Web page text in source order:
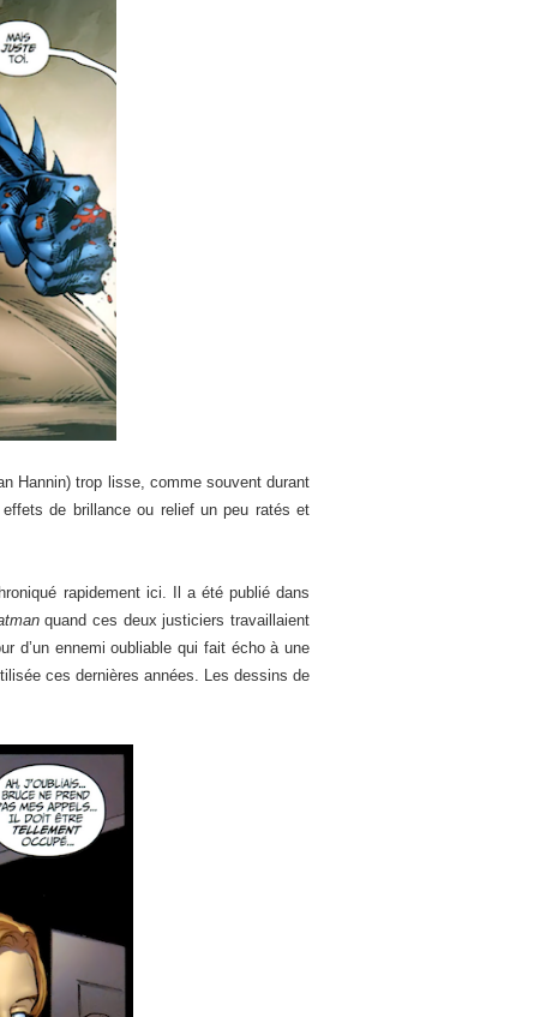
Hannin) trop lisse, comme souvent durant
de brillance ou relief un peu ratés et
rapidement ici. Il a été publié dans
quand ces deux justiciers travaillaient
d’un ennemi oubliable qui fait écho à une
ces dernières années. Les dessins de